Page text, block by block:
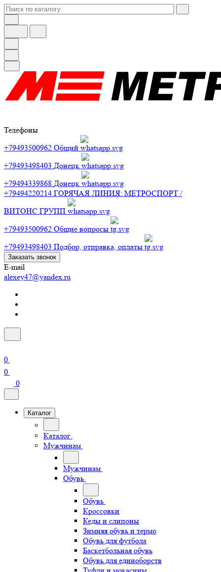
Телефоны
+79493500962 Общий
+79493498403 Донецк
+79494339868 Донецк
+79494220214 ГОРЯЧАЯ ЛИНИЯ: МЕТРОСПОРТ /
ВИТОНС ГРУПП
+79493500962 Общие вопросы
+79493498403 Подбор, отправка, оплаты
Заказать звонок
E-mail
alexey47@yandex.ru
0
0
0
Каталог
Каталог
Мужчинам
Мужчинам
Обувь
Обувь
Кроссовки
Кеды и слипоны
Зимняя обувь и термо
Обувь для футбола
Баскетбольная обувь
Обувь для единоборств